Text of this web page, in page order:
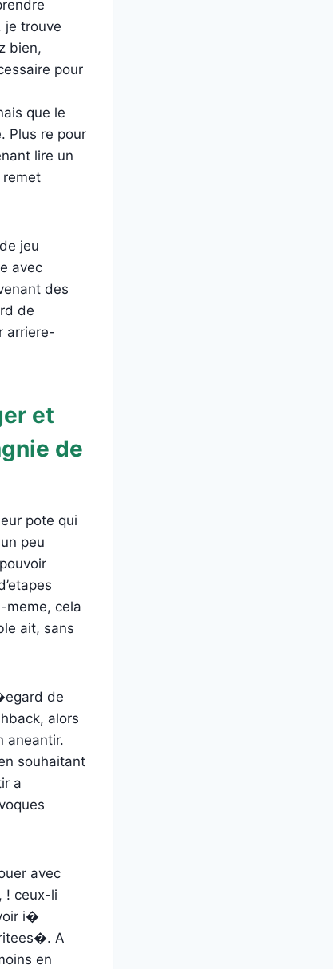
je trouve
bien,
pour
que le
Plus re pour
lire un
remet
jeu
avec
des
de
arriere-
et
de
pote qui
peu
meme, cela
ait, sans
de
alors
aneantir.
souhaitant
a
avec
! ceux-li
i�
A
en